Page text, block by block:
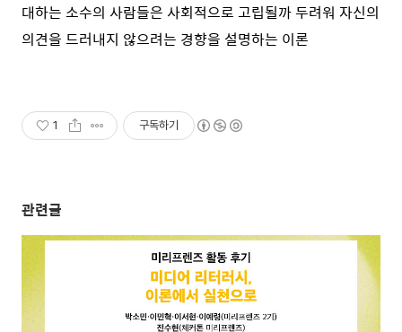
대하는 소수의 사람들은 사회적으로 고립될까 두려워 자신의
의견을 드러내지 않으려는 경향을 설명하는 이론
1 구독하기
관련글